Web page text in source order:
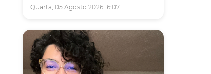
Quarta, 05 Agosto 2026 16:07